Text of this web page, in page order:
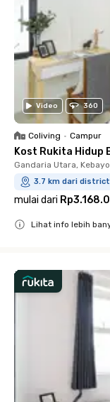
Video 360
Coliving • Campur
Kost Rukita Hidup
Gandaria Utara,
3.7 km dari
mulai dari
Lihat info lebih